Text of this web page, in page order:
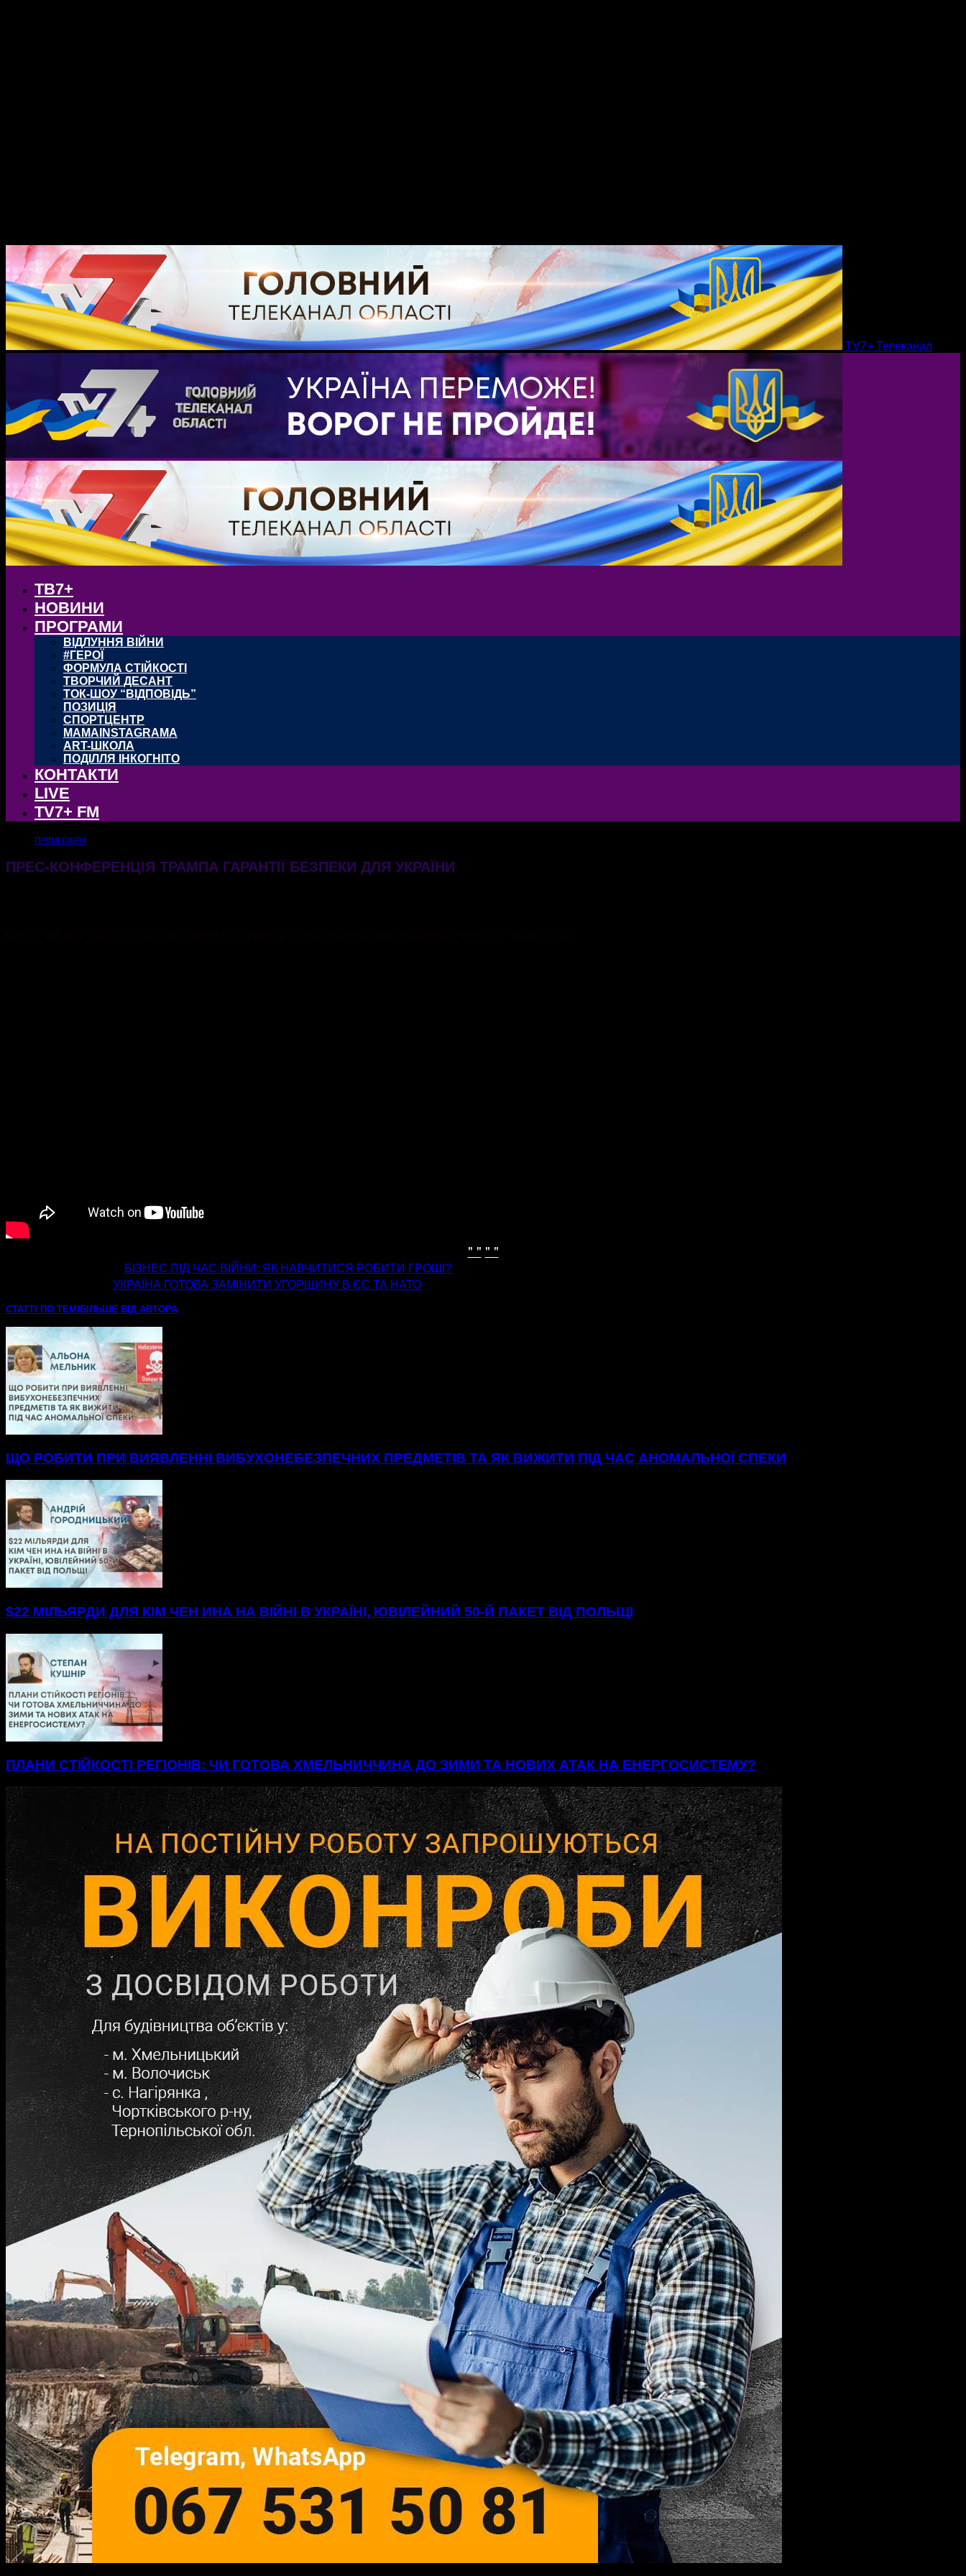
TV7+ Телеканал
ТВ7+
НОВИНИ
ПРОГРАМИ
ВІДЛУННЯ ВІЙНИ
#ГЕРОЇ
ФОРМУЛА СТІЙКОСТІ
ТВОРЧИЙ ДЕСАНТ
ТОК-ШОУ “ВІДПОВІДЬ”
ПОЗИЦІЯ
СПОРТЦЕНТР
MAMAINSTAGRAMA
ART-ШКОЛА
ПОДІЛЛЯ ІНКОГНІТО
КОНТАКТИ
LIVE
TV7+ FM
ПРЯМІ ЕФІРИ
ПРЕС-КОНФЕРЕНЦІЯ ТРАМПА ГАРАНТІЇ БЕЗПЕКИ ДЛЯ УКРАЇНИ
" " " "
БІЗНЕС ПІД ЧАС ВІЙНИ: ЯК НАВЧИТИСЯ РОБИТИ ГРОШІ?
УКРАЇНА ГОТОВА ЗАМІНИТИ УГОРЩИНУ В ЄС ТА НАТО
СТАТТІ ПО ТЕМІ БІЛЬШЕ ВІД АВТОРА
ЩО РОБИТИ ПРИ ВИЯВЛЕННІ ВИБУХОНЕБЕЗПЕЧНИХ ПРЕДМЕТІВ ТА ЯК ВИЖИТИ ПІД ЧАС АНОМАЛЬНОЇ СПЕКИ
$22 МІЛЬЯРДИ ДЛЯ КІМ ЧЕН ИНА НА ВІЙНІ В УКРАЇНІ, ЮВІЛЕЙНИЙ 50-Й ПАКЕТ ВІД ПОЛЬЩІ
ПЛАНИ СТІЙКОСТІ РЕГІОНІВ: ЧИ ГОТОВА ХМЕЛЬНИЧЧИНА ДО ЗИМИ ТА НОВИХ АТАК НА ЕНЕРГОСИСТЕМУ?